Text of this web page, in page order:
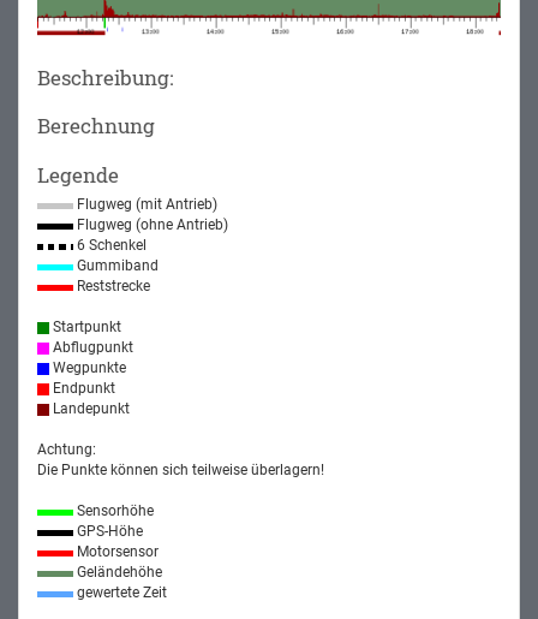
Beschreibung:
Berechnung
Legende
Flugweg (mit Antrieb)
Flugweg (ohne Antrieb)
6 Schenkel
Gummiband
Reststrecke
Startpunkt
Abflugpunkt
Wegpunkte
Endpunkt
Landepunkt
Achtung:
Die Punkte können sich teilweise überlagern!
Sensorhöhe
GPS-Höhe
Motorsensor
Geländehöhe
gewertete Zeit